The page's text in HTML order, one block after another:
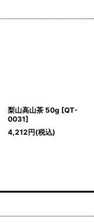
梨山高山茶 50g [QT-
0031]
4,212円(税込)